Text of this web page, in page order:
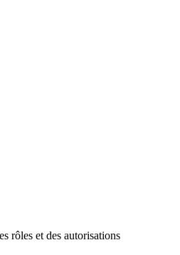
rôles et des autorisations